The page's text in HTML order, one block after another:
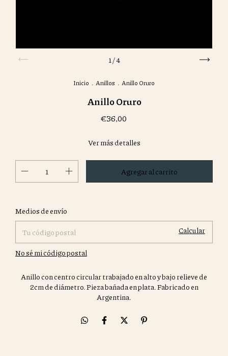
1/4
Inicio . Anillos . Anillo Oruro
Anillo Oruro
€36,00
Ver más detalles
Entregas para el CP:
Medios de envío
Calcular
No sé mi código postal
Anillo con centro circular trabajado en alto y bajo relieve de
2cm de diámetro. Pieza bañada en plata. Fabricado en
Argentina.